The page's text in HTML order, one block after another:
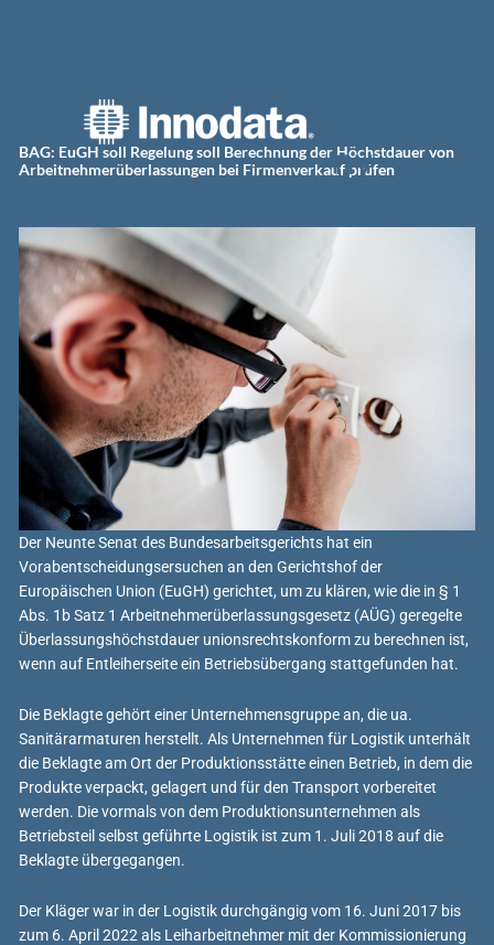
ny
BAG: EuGH soll Regelung soll Berechnung der Höchstdauer von
Arbeitnehmerüberlassungen bei Firmenverkauf prüfen
Der Neunte Senat des Bundesarbeitsgerichts hat ein
Vorabentscheidungsersuchen an den Gerichtshof der
Europäischen Union (EuGH) gerichtet, um zu klären, wie die in § 1
Abs. 1b Satz 1 Arbeitnehmerüberlassungsgesetz (AÜG) geregelte
Überlassungshöchstdauer unionsrechtskonform zu berechnen ist,
wenn auf Entleiherseite ein Betriebsübergang stattgefunden hat.
Die Beklagte gehört einer Unternehmensgruppe an, die ua.
Sanitärarmaturen herstellt. Als Unternehmen für Logistik unterhält
die Beklagte am Ort der Produktionsstätte einen Betrieb, in dem die
Produkte verpackt, gelagert und für den Transport vorbereitet
werden. Die vormals von dem Produktionsunternehmen als
Betriebsteil selbst geführte Logistik ist zum 1. Juli 2018 auf die
Beklagte übergegangen.
Der Kläger war in der Logistik durchgängig vom 16. Juni 2017 bis
zum 6. April 2022 als Leiharbeitnehmer mit der Kommissionierung